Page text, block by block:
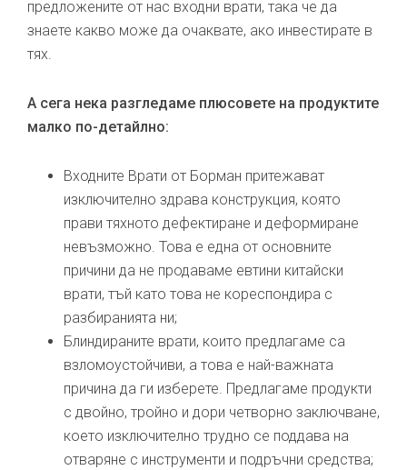
предложените от нас входни врати, така че да
знаете какво може да очаквате, ако инвестирате в
тях.
А сега нека разгледаме плюсовете на продуктите
малко по-детайлно:
Входните Врати от Борман притежават
изключително здрава конструкция, която
прави тяхното дефектиране и деформиране
невъзможно. Това е една от основните
причини да не продаваме евтини китайски
врати, тъй като това не кореспондира с
разбиранията ни;
Блиндираните врати, които предлагаме са
взломоустойчиви, а това е най-важната
причина да ги изберете. Предлагаме продукти
с двойно, тройно и дори четворно заключване,
което изключително трудно се поддава на
отваряне с инструменти и подръчни средства;